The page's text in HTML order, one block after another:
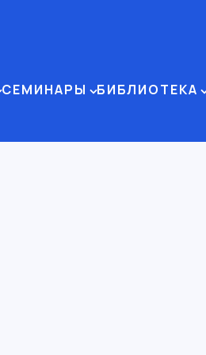
СЕМИНАРЫ БИБЛИОТЕКА